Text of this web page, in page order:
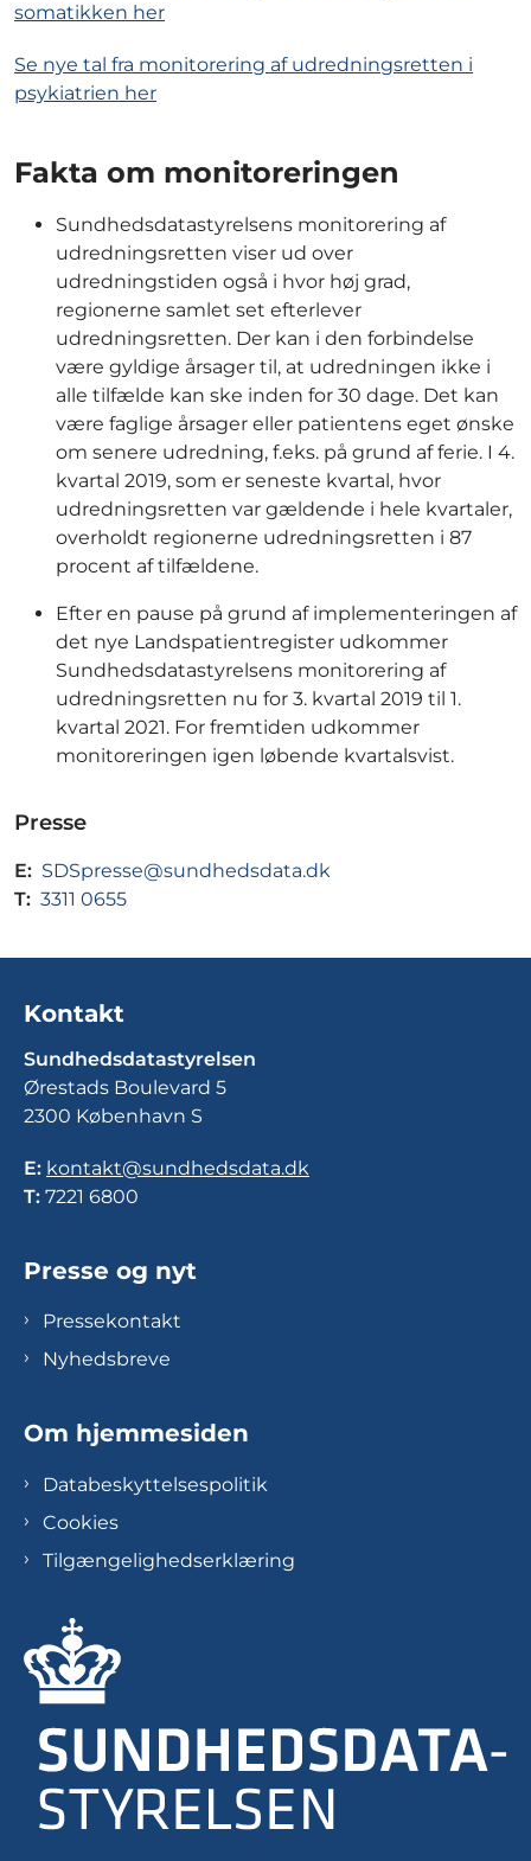
somatikken her
Se nye tal fra monitorering af udredningsretten i
psykiatrien her
Fakta om monitoreringen
Sundhedsdatastyrelsens monitorering af
udredningsretten viser ud over
udredningstiden også i hvor høj grad,
regionerne samlet set efterlever
udredningsretten. Der kan i den forbindelse
være gyldige årsager til, at udredningen ikke i
alle tilfælde kan ske inden for 30 dage. Det kan
være faglige årsager eller patientens eget ønske
om senere udredning, f.eks. på grund af ferie. I 4.
kvartal 2019, som er seneste kvartal, hvor
udredningsretten var gældende i hele kvartaler,
overholdt regionerne udredningsretten i 87
procent af tilfældene.
Efter en pause på grund af implementeringen af
det nye Landspatientregister udkommer
Sundhedsdatastyrelsens monitorering af
udredningsretten nu for 3. kvartal 2019 til 1.
kvartal 2021. For fremtiden udkommer
monitoreringen igen løbende kvartalsvist.
Presse
E: SDSpresse@sundhedsdata.dk
T: 3311 0655
Kontakt
Sundhedsdatastyrelsen
Ørestads Boulevard 5
2300 København S
E: kontakt@sundhedsdata.dk
T: 7221 6800
Presse og nyt
Pressekontakt
Nyhedsbreve
Om hjemmesiden
Databeskyttelsespolitik
Cookies
Tilgængelighedserklæring